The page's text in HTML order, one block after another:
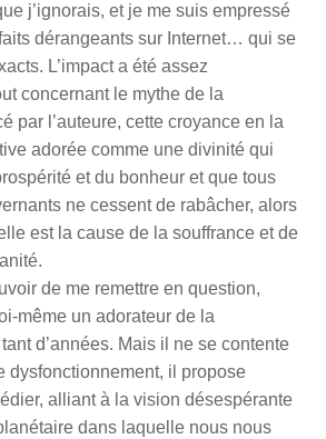
j’ignorais, et je me suis empressé
dérangeants sur Internet… qui se
L’impact a été assez
concernant le mythe de la
par l’auteure, cette croyance en la
adorée comme une divinité qui
et du bonheur et que tous
ne cessent de rabâcher, alors
est la cause de la souffrance et de
de me remettre en question,
même un adorateur de la
d’années. Mais il ne se contente
dysfonctionnement, il propose
alliant à la vision désespérante
dans laquelle nous nous